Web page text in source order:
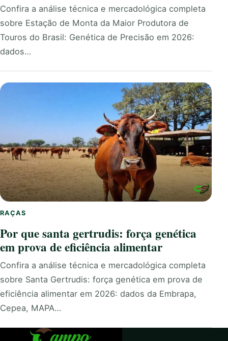
Confira a análise técnica e mercadológica completa
sobre Estação de Monta da Maior Produtora de
Touros do Brasil: Genética de Precisão em 2026:
dados…
RAÇAS
Por que santa gertrudis: força genética
em prova de eficiência alimentar
Confira a análise técnica e mercadológica completa
sobre Santa Gertrudis: força genética em prova de
eficiência alimentar em 2026: dados da Embrapa,
Cepea, MAPA…